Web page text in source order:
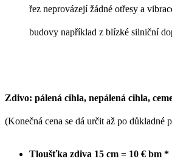
řez neprovázejí žádné otřesy a
budovy například z blízké silniční
Zdivo: pálená cihla, nepálená cihla,
(Konečná cena se dá určit až po důkladné
Tloušťka zdiva 15 cm = 10 € bm *